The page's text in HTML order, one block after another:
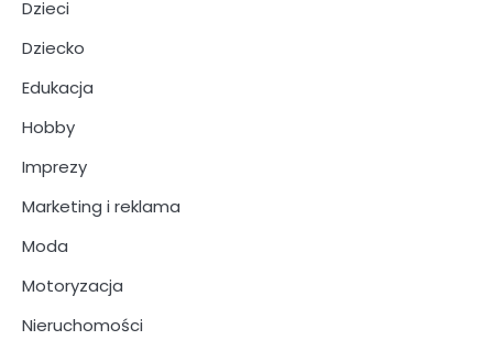
Dzieci
Dziecko
Edukacja
Hobby
Imprezy
Marketing i reklama
Moda
Motoryzacja
Nieruchomości